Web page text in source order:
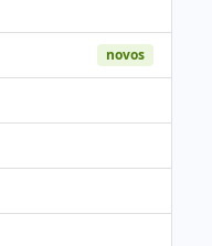
novos